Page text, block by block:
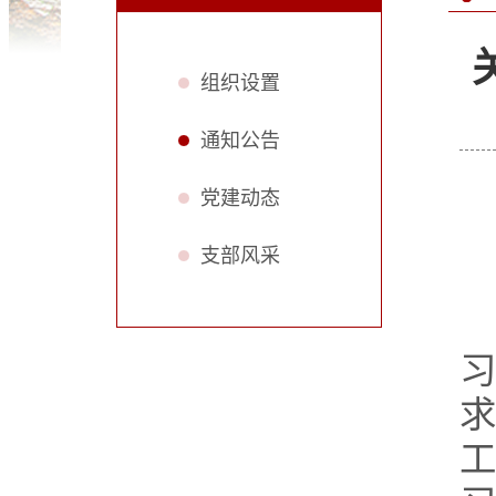
组织设置
通知公告
党建动态
支部风采